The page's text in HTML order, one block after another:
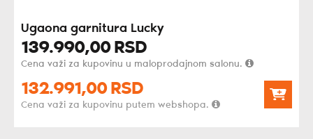
Ugaona garnitura Lucky
139.990,00 RSD
Cena važi za kupovinu u maloprodajnom salonu.
132.991,00 RSD
Cena važi za kupovinu putem webshopa.